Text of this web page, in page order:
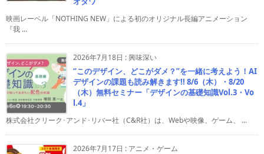
映画レーベル「NOTHING NEW」による初のオリジナル長編アニメーション
『我 ...
2026年7月18日 :興味深い
“このデザイン、どこがダメ？”を一緒に考えよう！AI
デザインの課題も読み解きます!! 8/6（木）・8/20
（木）無料セミナー「デザインの基礎知識Vol.3・Vo
l.4」
株式会社クリーク･アンド･リバー社（C&R社）は、Webや映像、ゲーム、 ...
2026年7月17日 : アニメ・ゲーム